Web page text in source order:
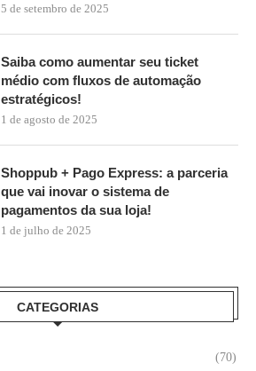
5 de setembro de 2025
Saiba como aumentar seu ticket
médio com fluxos de automação
estratégicos!
1 de agosto de 2025
Shoppub + Pago Express: a parceria
que vai inovar o sistema de
pagamentos da sua loja!
1 de julho de 2025
CATEGORIAS
(70)